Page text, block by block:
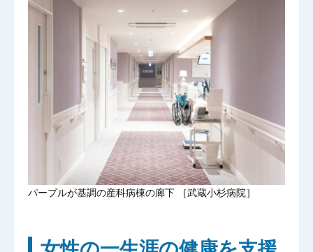
パープルが基調の産科病棟の廊下 ［武蔵小杉病院］